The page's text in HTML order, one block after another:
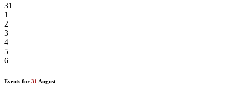
31
1
2
3
4
5
6
Events for 31 August